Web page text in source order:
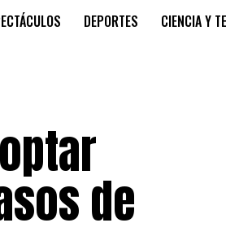
DEPORTES CIENCIA Y
de